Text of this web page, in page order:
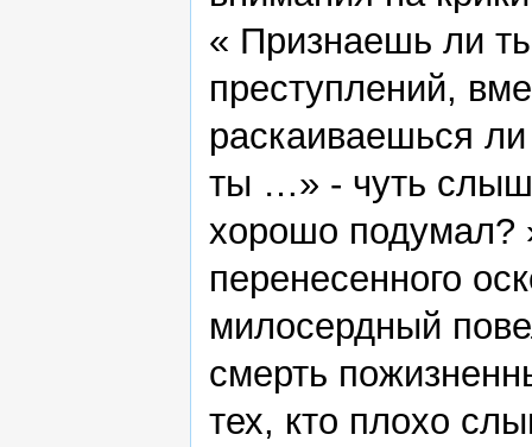
« Признаешь ли
преступлений,
раскаиваешься
ты …» - чуть
хорошо подумал?
перенесенного
милосердный
смерть
тех, кто плохо